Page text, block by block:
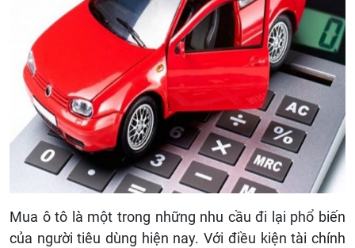
Mua ô tô là một trong những nhu cầu đi lại phổ biến
của người tiêu dùng hiện nay. Với điều kiện tài chính